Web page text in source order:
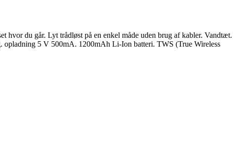
hvor du går. Lyt trådløst på en enkel måde uden brug af kabler. Vandtæt.
5 V 500mA. 1200mAh Li-Ion batteri. TWS (True Wireless